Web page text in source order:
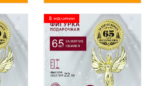
В наличии